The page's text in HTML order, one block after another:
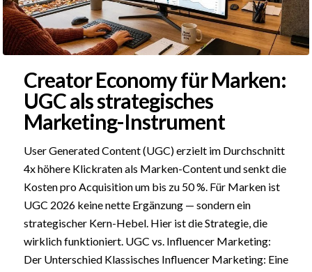
Creator Economy für Marken:
UGC als strategisches
Marketing-Instrument
User Generated Content (UGC) erzielt im Durchschnitt
4x höhere Klickraten als Marken-Content und senkt die
Kosten pro Acquisition um bis zu 50 %. Für Marken ist
UGC 2026 keine nette Ergänzung — sondern ein
strategischer Kern-Hebel. Hier ist die Strategie, die
wirklich funktioniert. UGC vs. Influencer Marketing:
Der Unterschied Klassisches Influencer Marketing: Eine